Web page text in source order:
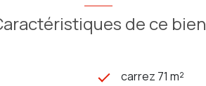
de ce bien
carrez 71 m²